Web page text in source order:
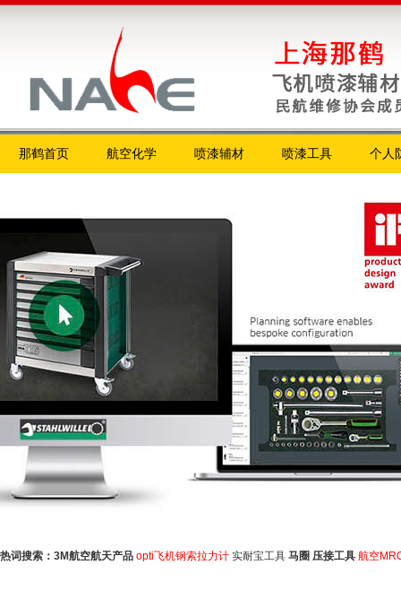
那鹤首页 航空化学 喷漆辅材 喷漆工具 个人
热词搜索： 3M航空航天产品 opti飞机钢索拉力计 实耐宝工具 马圈 压接工具 航空